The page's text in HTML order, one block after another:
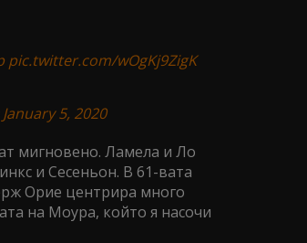
pic.twitter.com/wOgKj9ZigK
January 5, 2020
мигновено. Ламела и Ло
и Сесеньон. В 61-вата
Орие центрира много
на Моура, който я насочи